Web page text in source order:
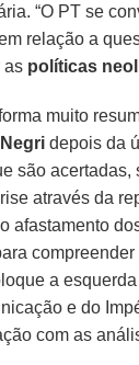
“O PT se
relação a
as políticas
muito
Negri depois da
são acertadas,
através da
afastamento
a
e do
com as